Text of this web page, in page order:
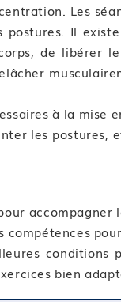
Les
Il
de libérer
à la mise
les postures,
accompagner
conditions
bien